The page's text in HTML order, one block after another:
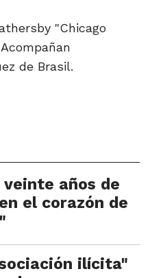
"Chicago
de Brasil.
años de
el corazón de
ilícita"